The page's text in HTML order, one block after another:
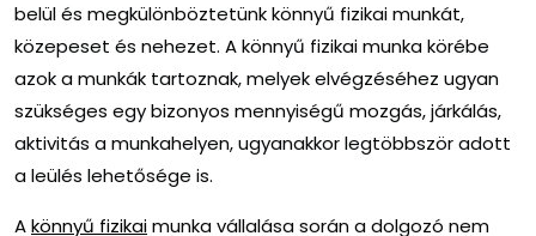
belül és megkülönböztetünkkönnyű fizikai munkát,
közepeset és nehezet. A könnyű fizikai munka körébe
azok a munkák tartoznak, melyek elvégzéséhez ugyan
szükséges egy bizonyos mennyiségű mozgás, járkálás,
aktivitás a munkahelyen, ugyanakkor legtöbbször adott
a leülés lehetősége is.
Akönnyű fizikaimunka vállalása során a dolgozó nem